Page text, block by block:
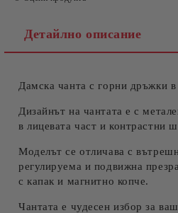
Детайлно описание
Дамска чанта с горни дръжки в
Дизайнът на чантата е с
в лицевата част и контрастни
Моделът се отличава с
регулируема и подвижна
с капак и магнитно копче.
Чантата е чудесен избор за